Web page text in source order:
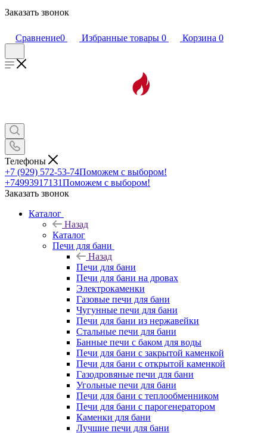
Заказать звонок
Сравнение0 Избранные товары 0 Корзина 0
Телефоны
+7 (929) 572-53-74Поможем с выбором!
+74993917131Поможем с выбором!
Заказать звонок
Каталог
Назад
Каталог
Печи для бани
Назад
Печи для бани
Печи для бани на дровах
Электрокаменки
Газовые печи для бани
Чугунные печи для бани
Печи для бани из нержавейки
Стальные печи для бани
Банные печи с баком для воды
Печи для бани с закрытой каменкой
Печи для бани с открытой каменкой
Газодровяные печи для бани
Угольные печи для бани
Печи для бани с теплообменником
Печи для бани с парогенератором
Каменки для бани
Лучшие печи для бани